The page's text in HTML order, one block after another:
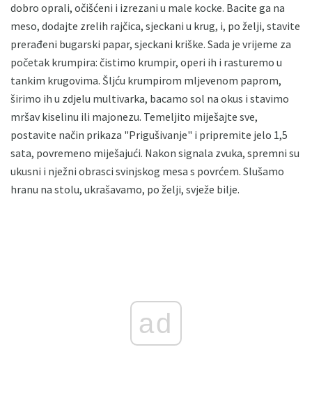
dobro oprali, očišćeni i izrezani u male kocke. Bacite ga na
meso, dodajte zrelih rajčica, sjeckani u krug, i, po želji, stavite
prerađeni bugarski papar, sjeckani kriške. Sada je vrijeme za
početak krumpira: čistimo krumpir, operi ih i rasturemo u
tankim krugovima. Šljću krumpirom mljevenom paprom,
širimo ih u zdjelu multivarka, bacamo sol na okus i stavimo
mršav kiselinu ili majonezu. Temeljito miješajte sve,
postavite način prikaza "Prigušivanje" i pripremite jelo 1,5
sata, povremeno miješajući. Nakon signala zvuka, spremni su
ukusni i nježni obrasci svinjskog mesa s povrćem. Slušamo
hranu na stolu, ukrašavamo, po želji, svježe bilje.
ad